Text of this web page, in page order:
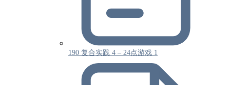
190 复合实践 4 – 24点游戏 1